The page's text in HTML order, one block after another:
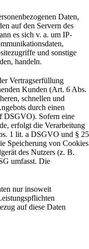
Daten,
auf den Servern des
es sich v. a. um IP-
und sonstige
handeln.
Vertragserfüllung
Kunden (Art. 6 Abs.
schnellen und
durch einen
DSGVO). Sofern eine
erfolgt die Verarbeitung
1 lit. a DSGVO und § 25
Speicherung von Cookies
des Nutzers (z. B.
umfasst. Die
nur insoweit
auf diese Daten